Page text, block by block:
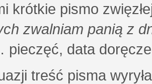
krótkie pismo
zwalniam panią z
pieczęć, data
treść pisma